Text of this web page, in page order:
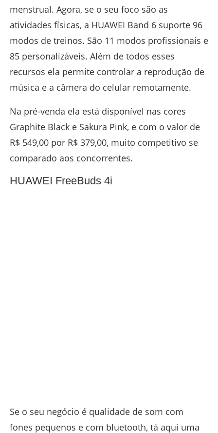
menstrual. Agora, se o seu foco são as
atividades físicas, a HUAWEI Band 6 suporte 96
modos de treinos. São 11 modos profissionais e
85 personalizáveis. Além de todos esses
recursos ela permite controlar a reprodução de
música e a câmera do celular remotamente.
Na pré-venda ela está disponível nas cores
Graphite Black e Sakura Pink, e com o valor de
R$ 549,00 por R$ 379,00, muito competitivo se
comparado aos concorrentes.
HUAWEI FreeBuds 4i
Se o seu negócio é qualidade de som com
fones pequenos e com bluetooth, tá aqui uma